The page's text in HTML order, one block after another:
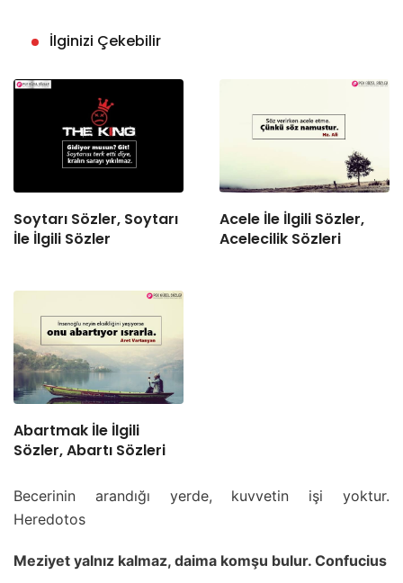
İlginizi Çekebilir
Soytarı Sözler, Soytarı
İle İlgili Sözler
Acele İle İlgili Sözler,
Acelecilik Sözleri
Abartmak İle İlgili
Sözler, Abartı Sözleri
Becerinin arandığı yerde, kuvvetin işi yoktur.
Heredotos
Meziyet yalnız kalmaz, daima komşu bulur. Confucius